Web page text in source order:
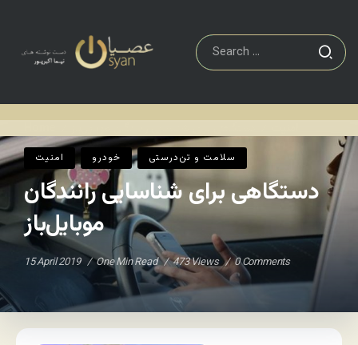
امنیت خودرو سلامت و تن‌درستی
دستگاهی برای شناسایی رانندگان
موبایل‌باز
15 April 2019 One Min Read 473 Views 0 Comments